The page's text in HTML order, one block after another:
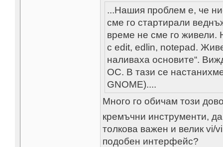
...Нашия проблем е, че
сме го стартирали
време не сме го живели.
с edit, edlin, notepad.
наливаха основите“.
ОС. В тази се
GNOME)....
Много го обичам този
кремъчни инструменти,
толкова важен и велик
подобен интерфейс?